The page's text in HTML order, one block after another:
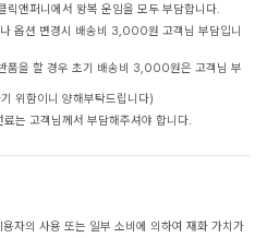
앤퍼니에서 왕복 운임을 모두 부담합니다.
옵션 변경시 배송비 3,000원 고객님 부담입니
품을 할 경우 초기 배송비 3,000원은 고객님 부
위함이니 양해부탁드립니다)
는 고객님께서 부담해주셔야 합니다.
자의 사용 또는 일부 소비에 의하여 재화 가치가